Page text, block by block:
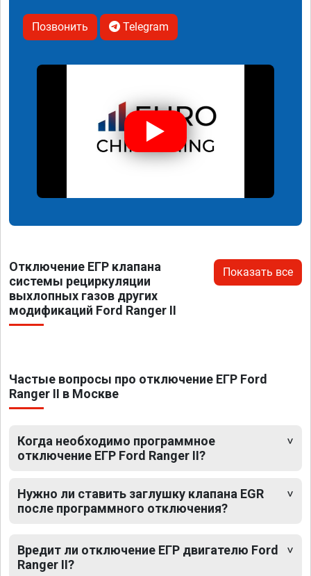
Позвонить Telegram
Отключение ЕГР клапана
системы рециркуляции
выхлопных газов других
модификаций Ford Ranger II
Показать все
Частые вопросы про отключение ЕГР Ford
Ranger II в Москве
Когда необходимо программное
отключение ЕГР Ford Ranger II?
Нужно ли ставить заглушку клапана EGR
после программного отключения?
Вредит ли отключение ЕГР двигателю Ford
Ranger II?